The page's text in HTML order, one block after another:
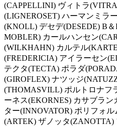
(CAPPELLINI) ヴィトラ
(LIGNEROSET) ハーマンミラ
(KNOLL) デセデ(DESEDE) B
MOBLER) カールハンセン
(WILKHAHN) カルテル
(FREDERICIA) アイラーセン
テクタ(TECTA) ポラダ
(GIROFLEX) ナツッジ
(THOMASVILL) ポルトロナフ
ーネス(EKORNES) カサブラ
ター(INNOVATOR) ポリフォ
(ARTEK) ザノッタ(ZANOTTA)